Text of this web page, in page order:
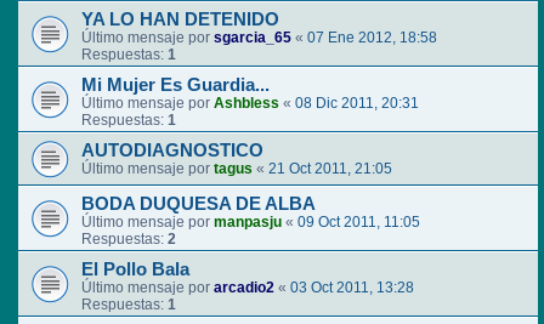
YA LO HAN DETENIDO
Último mensaje por sgarcia_65 « 07 Ene 2012, 18:58
Respuestas: 1
Mi Mujer Es Guardia...
Último mensaje por Ashbless « 08 Dic 2011, 20:31
Respuestas: 1
AUTODIAGNOSTICO
Último mensaje por tagus « 21 Oct 2011, 21:05
BODA DUQUESA DE ALBA
Último mensaje por manpasju « 09 Oct 2011, 11:05
Respuestas: 2
El Pollo Bala
Último mensaje por arcadio2 « 03 Oct 2011, 13:28
Respuestas: 1